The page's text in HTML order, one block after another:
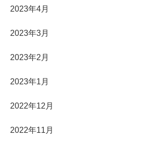
2023年4月
2023年3月
2023年2月
2023年1月
2022年12月
2022年11月